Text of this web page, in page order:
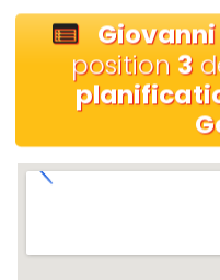
position 3